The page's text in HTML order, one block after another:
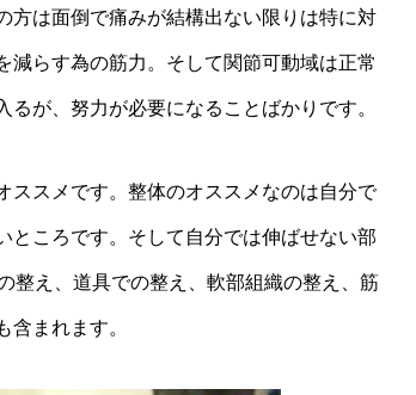
方は面倒で痛みが結構出ない限りは特に対
減らす為の筋力。そして関節可動域は正常
が、努力が必要になることばかりです。
ススメです。整体のオススメなのは自分で
ところです。そして自分では伸ばせない部
整え、道具での整え、軟部組織の整え、筋
まれます。